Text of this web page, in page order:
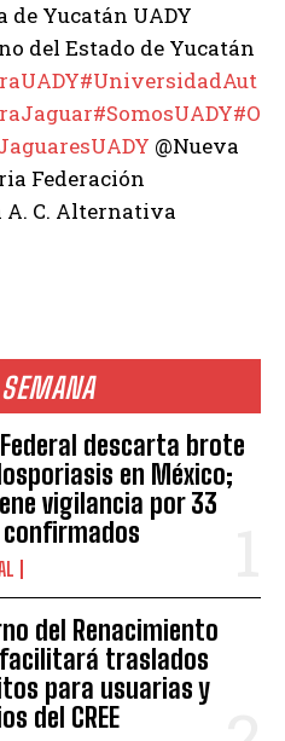
descarta brote
en México;
vigilancia por 33
del Renacimiento
traslados
para usuarias y
del CREE
Yucatán UADY
del Estado de Yucatán
#UniversidadAut
#SomosUADY#O
@Nueva
Federación
C. Alternativa